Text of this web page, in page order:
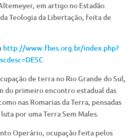
em artigo no Estadão
Teologia da Libertação, feita de
http://www.fbes.org.br/index.php?
de terra no Rio Grande do Sul,
do primeiro encontro estadual das
nas Romarias da Terra, pensadas
por uma Terra Sem Males.
Operário, ocupação feita pelos